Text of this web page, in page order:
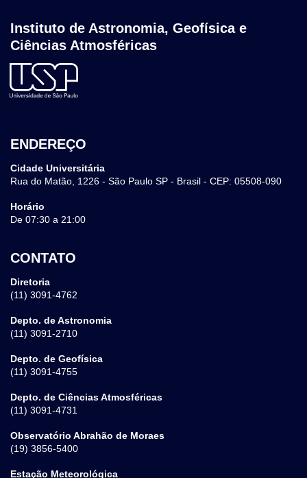
Instituto de Astronomia, Geofísica e
Ciências Atmosféricas
ENDEREÇO
Cidade Universitária
Rua do Matão, 1226 - São Paulo SP - Brasil - CEP: 05508-090
Horário
De 07:30 a 21:00
CONTATO
Diretoria
(11) 3091-4762
Depto. de Astronomia
(11) 3091-2710
Depto. de Geofísica
(11) 3091-4755
Depto. de Ciências Atmosféricas
(11) 3091-4731
Observatório Abrahão de Moraes
(19) 3856-5400
Estação Meteorológica